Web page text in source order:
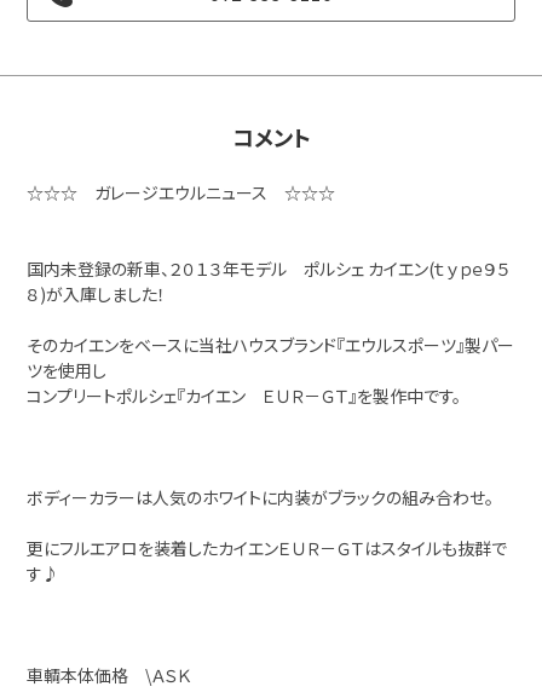
コメント
☆☆☆ ガレージエウルニュース ☆☆☆
国内未登録の新車、２０１３年モデル ポルシェ カイエン(ｔｙｐｅ９５
８)が入庫しました！
そのカイエンをベースに当社ハウスブランド『エウルスポーツ』製パー
ツを使用し
コンプリートポルシェ『カイエン ＥＵＲ－ＧＴ』を製作中です。
ボディーカラーは人気のホワイトに内装がブラックの組み合わせ。
更にフルエアロを装着したカイエンＥＵＲ－ＧＴはスタイルも抜群で
す♪
車輌本体価格 \ＡＳＫ